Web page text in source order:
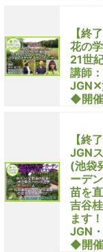
【終
花の
21世
講師
JGN✕
◆開催
【終
JGN
(池袋
ーデ
苗を
吉谷
ます！
JGN
◆開催